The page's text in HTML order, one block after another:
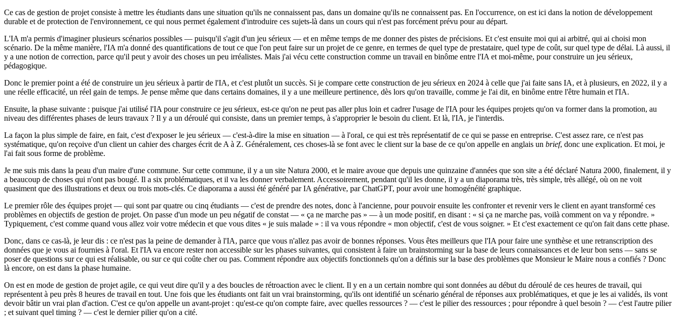
Ce cas de gestion de projet consiste à mettre les étudiants dans une situation qu'ils ne connaissent pas, dans un domaine qu'ils ne connaissent pas. En l'occurrence, on est ici dans la notion de développement
durable et de protection de l'environnement, ce qui nous permet également d'introduire ces sujets-là dans un cours qui n'est pas forcément prévu pour au départ.
L'IA m'a permis d'imaginer plusieurs scénarios possibles — puisqu'il s'agit d'un jeu sérieux — et en même temps de me donner des pistes de précisions. Et c'est ensuite moi qui ai arbitré, qui ai choisi mon
scénario. De la même manière, l'IA m'a donné des quantifications de tout ce que l'on peut faire sur un projet de ce genre, en termes de quel type de prestataire, quel type de coût, sur quel type de délai. Là aussi, il
y a une notion de correction, parce qu'il peut y avoir des choses un peu irréalistes. Mais j'ai vécu cette construction comme un travail en binôme entre l'IA et moi-même, pour construire un jeu sérieux,
pédagogique.
Donc le premier point a été de construire un jeu sérieux à partir de l'IA, et c'est plutôt un succès. Si je compare cette construction de jeu sérieux en 2024 à celle que j'ai faite sans IA, et à plusieurs, en 2022, il y a
une réelle efficacité, un réel gain de temps. Je pense même que dans certains domaines, il y a une meilleure pertinence, dès lors qu'on travaille, comme je l'ai dit, en binôme entre l'être humain et l'IA.
Ensuite, la phase suivante : puisque j'ai utilisé l'IA pour construire ce jeu sérieux, est-ce qu'on ne peut pas aller plus loin et cadrer l'usage de l'IA pour les équipes projets qu'on va former dans la promotion, au
niveau des différentes phases de leurs travaux ? Il y a un déroulé qui consiste, dans un premier temps, à s'approprier le besoin du client. Et là, l'IA, je l'interdis.
La façon la plus simple de faire, en fait, c'est d'exposer le jeu sérieux — c'est-à-dire la mise en situation — à l'oral, ce qui est très représentatif de ce qui se passe en entreprise. C'est assez rare, ce n'est pas
systématique, qu'on reçoive d'un client un cahier des charges écrit de A à Z. Généralement, ces choses-là se font avec le client sur la base de ce qu'on appelle en anglais un brief, donc une explication. Et moi, je
l'ai fait sous forme de problème.
Je me suis mis dans la peau d'un maire d'une commune. Sur cette commune, il y a un site Natura 2000, et le maire avoue que depuis une quinzaine d'années que son site a été déclaré Natura 2000, finalement, il y
a beaucoup de choses qui n'ont pas bougé. Il a six problématiques, et il va les donner verbalement. Accessoirement, pendant qu'il les donne, il y a un diaporama très, très simple, très allégé, où on ne voit
quasiment que des illustrations et deux ou trois mots-clés. Ce diaporama a aussi été généré par IA générative, par ChatGPT, pour avoir une homogénéité graphique.
Le premier rôle des équipes projet — qui sont par quatre ou cinq étudiants — c'est de prendre des notes, donc à l'ancienne, pour pouvoir ensuite les confronter et revenir vers le client en ayant transformé ces
problèmes en objectifs de gestion de projet. On passe d'un mode un peu négatif de constat — « ça ne marche pas » — à un mode positif, en disant : « si ça ne marche pas, voilà comment on va y répondre. »
Typiquement, c'est comme quand vous allez voir votre médecin et que vous dites « je suis malade » : il va vous répondre « mon objectif, c'est de vous soigner. » Et c'est exactement ce qu'on fait dans cette phase.
Donc, dans ce cas-là, je leur dis : ce n'est pas la peine de demander à l'IA, parce que vous n'allez pas avoir de bonnes réponses. Vous êtes meilleurs que l'IA pour faire une synthèse et une retranscription des
données que je vous ai fournies à l'oral. Et l'IA va encore rester non accessible sur les phases suivantes, qui consistent à faire un brainstorming sur la base de leurs connaissances et de leur bon sens — sans se
poser de questions sur ce qui est réalisable, ou sur ce qui coûte cher ou pas. Comment répondre aux objectifs fonctionnels qu'on a définis sur la base des problèmes que Monsieur le Maire nous a confiés ? Donc
là encore, on est dans la phase humaine.
On est en mode de gestion de projet agile, ce qui veut dire qu'il y a des boucles de rétroaction avec le client. Il y en a un certain nombre qui sont données au début du déroulé de ces heures de travail, qui
représentent à peu près 8 heures de travail en tout. Une fois que les étudiants ont fait un vrai brainstorming, qu'ils ont identifié un scénario général de réponses aux problématiques, et que je les ai validés, ils vont
devoir bâtir un vrai plan d'action. C'est ce qu'on appelle un avant-projet : qu'est-ce qu'on compte faire, avec quelles ressources ? — c'est le pilier des ressources ; pour répondre à quel besoin ? — c'est l'autre pilier
; et suivant quel timing ? — c'est le dernier pilier qu'on a cité.